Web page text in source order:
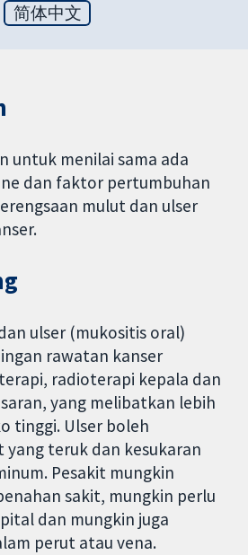
简体中文
untuk menilai sama ada
dan faktor pertumbuhan
mulut dan ulser
ulser (mukositis oral)
rawatan kanser
radioterapi kepala dan
yang melibatkan lebih
tinggi. Ulser boleh
yang teruk dan kesukaran
Pesakit mungkin
sakit, mungkin perlu
dan mungkin juga
perut atau vena.